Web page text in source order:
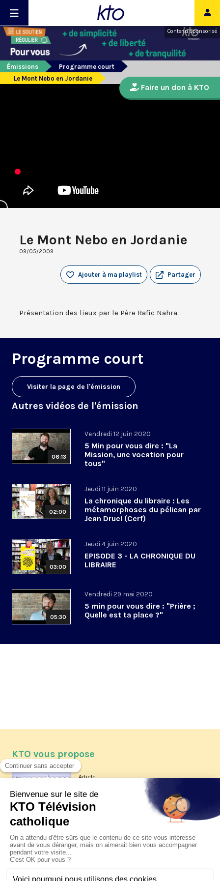
Contenu sponsorisé
Émissions
Programme court
Le Mont Nebo en Jordanie
Le Mont Nebo en Jordanie
09/05/2009
Partager
Ajouter à ma playlist
Présentation des lieux par le Père Rafic Nahra
Programme court
Visiter la page de l'émission
Autres vidéos de l'émission
06:13
Vendredi 12 juin 2020
5 Min pour vous dire : "La
Mission, une vocation pour
tous"
02:00
Jeudi 11 juin 2020
La chronique du libraire : Les
métamorphoses du pélican par
Jean Druel (Cerf)
03:00
Jeudi 4 juin 2020
EPISODE 3 - LA CHRONIQUE DU
LIBRAIRE
05:30
Vendredi 29 mai 2020
5 min pour vous dire : "Prière ;
Quelle est ta place ?"
Faire un don à KTO
KTO vous propose
Article
Les reportages d'été 2026 de KTO
La visite pastorale du pape Léon
XIV à Assise à suivre sur KTO le
jeudi 6 août